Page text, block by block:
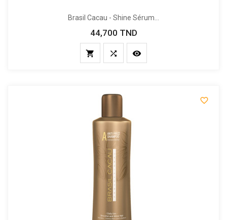
Brasil Cacau - Shine Sérum...
Prix
44,700 TND
  
